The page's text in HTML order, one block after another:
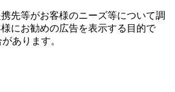
先等がお客様のニーズ等について調
にお勧めの広告を表⽰する⽬的で
あります。